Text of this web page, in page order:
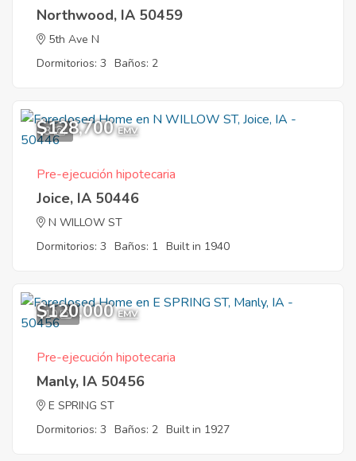
Northwood, IA 50459
5th Ave N
Dormitorios: 3 Baños: 2
3
$128,700 EMV
Pre-ejecución hipotecaria
Joice, IA 50446
N WILLOW ST
Dormitorios: 3 Baños: 1 Built in 1940
10
$120,000 EMV
Pre-ejecución hipotecaria
Manly, IA 50456
E SPRING ST
Dormitorios: 3 Baños: 2 Built in 1927